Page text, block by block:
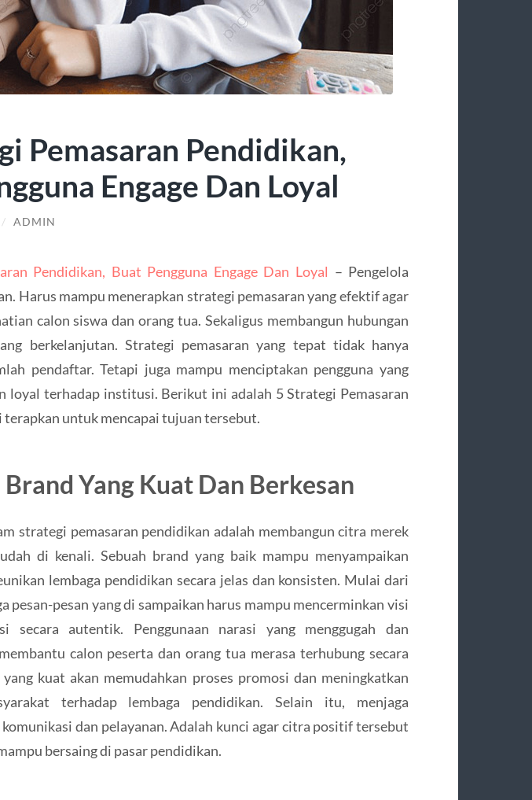
Pemasaran Pendidikan,
Engage Dan Loyal
/ ADMIN
Pendidikan, Buat Pengguna Engage Dan Loyal – Pengelola
Harus mampu menerapkan strategi pemasaran yang efektif agar
calon siswa dan orang tua. Sekaligus membangun hubungan
berkelanjutan. Strategi pemasaran yang tepat tidak hanya
pendaftar. Tetapi juga mampu menciptakan pengguna yang
loyal terhadap institusi. Berikut ini adalah 5 Strategi Pemasaran
terapkan untuk mencapai tujuan tersebut.
Brand Yang Kuat Dan Berkesan
strategi pemasaran pendidikan adalah membangun citra merek
di kenali. Sebuah brand yang baik mampu menyampaikan
lembaga pendidikan secara jelas dan konsisten. Mulai dari
pesan-pesan yang di sampaikan harus mampu mencerminkan visi
secara autentik. Penggunaan narasi yang menggugah dan
calon peserta dan orang tua merasa terhubung secara
kuat akan memudahkan proses promosi dan meningkatkan
terhadap lembaga pendidikan. Selain itu, menjaga
dan pelayanan. Adalah kunci agar citra positif tersebut
bersaing di pasar pendidikan.